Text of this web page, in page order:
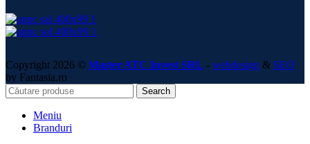
Copyright 2026 © Master ATC Invest SRL - webdesign & SEO
by Fantasia.ro
Search
Meniu
Branduri